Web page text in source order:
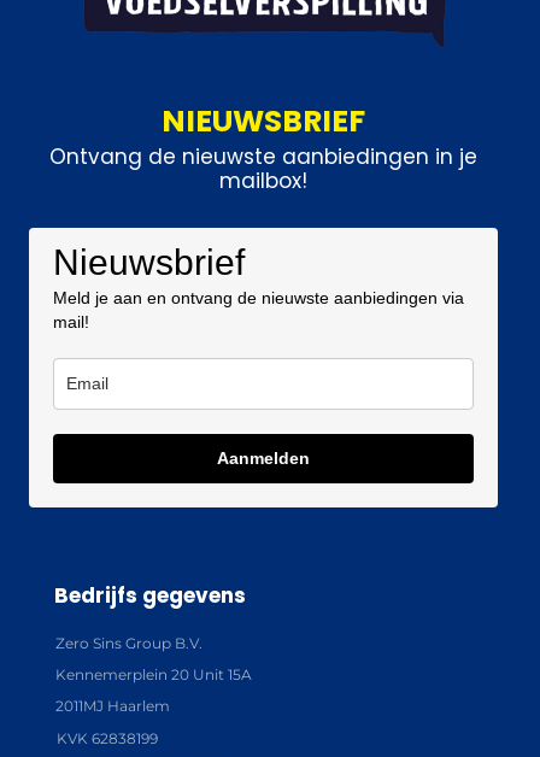
NIEUWSBRIEF
Ontvang de nieuwste aanbiedingen in je
mailbox!
Nieuwsbrief
Meld je aan en ontvang de nieuwste aanbiedingen via
mail!
Aanmelden
Bedrijfs gegevens
Zero Sins Group B.V.
Kennemerplein 20 Unit 15A
2011MJ Haarlem
KVK 62838199